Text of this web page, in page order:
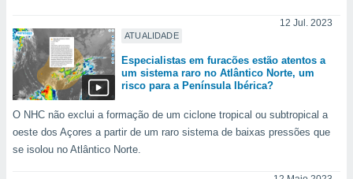
a
cookies,
site
caso,
de que
ATUALIDADE
12 Jul. 2023
Especialistas em furacões estão atentos a
um sistema raro no Atlântico Norte, um
risco para a Península Ibérica?
O NHC não exclui a formação de um ciclone tropical ou subtropical a
oeste dos Açores a partir de um raro sistema de baixas pressões que
se isolou no Atlântico Norte.